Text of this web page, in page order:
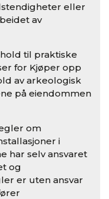
eller
av
til praktiske
for Kjøper opp
av arkeologisk
på eiendommen
om
i
har selv ansvaret
og
er uten ansvar